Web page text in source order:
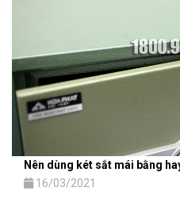
Nên dùng két sắt mái bằng
16/03/2021